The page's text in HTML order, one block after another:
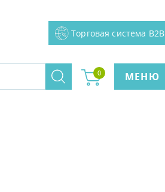
Торговая система B2B
0 МЕНЮ